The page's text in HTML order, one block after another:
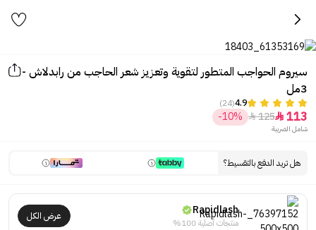
سيروم الحواجب المتطور لتقوية وتعزيز شعر الحاجب من رابدلاش -
3مل
4.9
(24)
113

125

-10%
شامل الضريبة
هل تريد الدفع بالتقسيط؟
Rapidlash
منتجات أصلية 100%
عرض الكل